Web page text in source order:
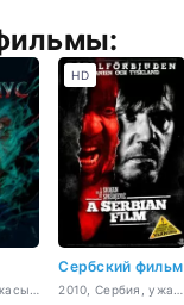
Сербский фильм
HD